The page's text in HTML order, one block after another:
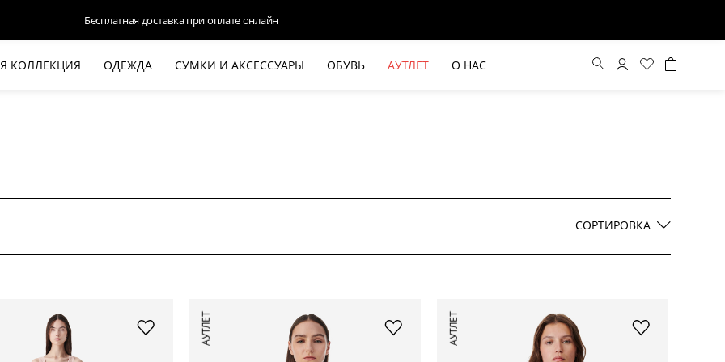
Бесплатная доставка при оплате онлайн
КОЛЛЕКЦИЯ ОДЕЖДА
ДЛЯ НЕГО
КРОЯ HAYDA
HIDA
СУМКИ И АКСЕССУАРЫ ОБУВЬ АУТЛЕТ О НАС
СОРТИРОВКА
Цена по убыванию
АУТЛЕТ АУТЛЕТ